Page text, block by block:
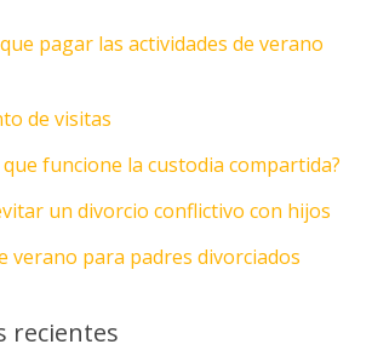
pagar las actividades de verano
de visitas
funcione la custodia compartida?
un divorcio conflictivo con hijos
verano para padres divorciados
recientes